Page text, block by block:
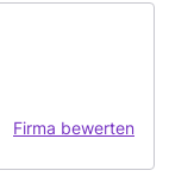
Firma bewerten